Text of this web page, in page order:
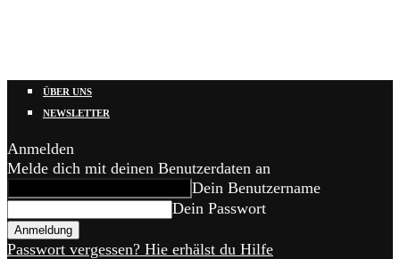
ÜBER UNS
NEWSLETTER
Anmelden
Melde dich mit deinen Benutzerdaten an
Dein Benutzername
Dein Passwort
Passwort vergessen? Hie erhälst du Hilfe